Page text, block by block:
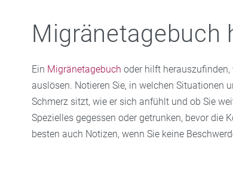
Migränetagebuch
Ein Migränetagebuch oder hilft
auslösen. Notieren Sie, in welchen Situationen
Schmerz sitzt, wie er sich anfühlt und ob Sie
Spezielles gegessen oder getrunken, bevor die
besten auch Notizen, wenn Sie keine